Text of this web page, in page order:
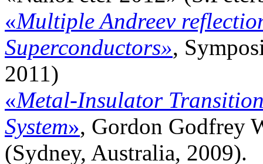
«Multiple Andreev
Superconductors»,
2011)
«Metal-Insulator
System», Gordon Godfrey
(Sydney, Australia, 2009).